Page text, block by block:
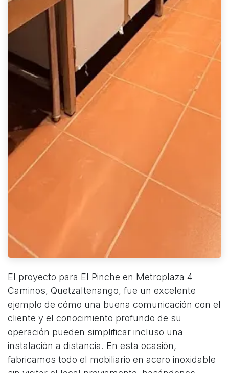
El proyecto para El Pinche en Metroplaza 4
Caminos, Quetzaltenango, fue un excelente
ejemplo de cómo una buena comunicación con el
cliente y el conocimiento profundo de su
operación pueden simplificar incluso una
instalación a distancia. En esta ocasión,
fabricamos todo el mobiliario en acero inoxidable